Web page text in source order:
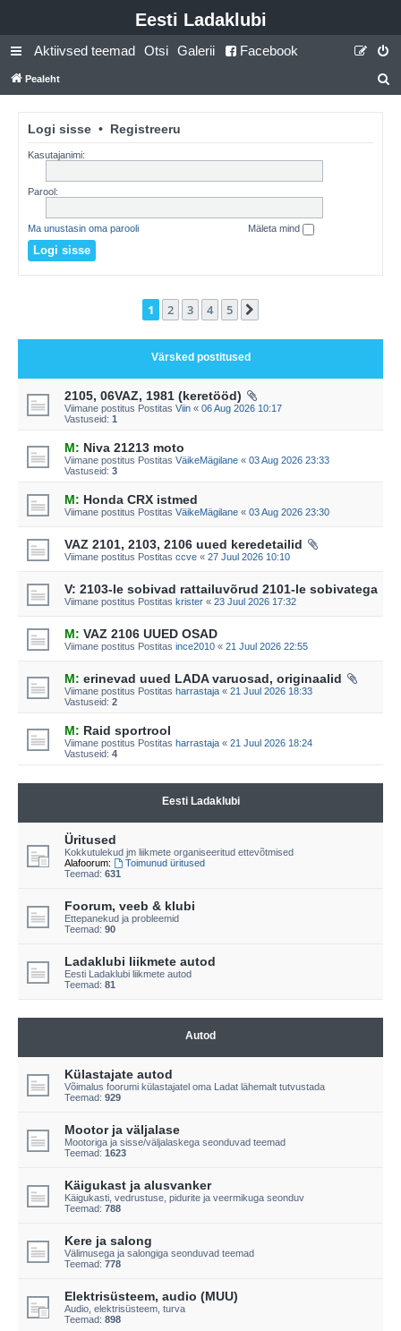
Eesti Ladaklubi
Aktiivsed teemad Otsi Galerii Facebook
Pealeht
t
Logi sisse • Registreeru
Kasutajanimi:
Parool:
Ma unustasin oma parooli Mäleta mind
1 2 3 4 5
Värsked postitused
2105, 06VAZ, 1981 (keretööd)
Viimane postitus Postitas Viin « 06 Aug 2026 10:17
Vastuseid: 1
M: Niva 21213 moto
Viimane postitus Postitas VäikeMägilane « 03 Aug 2026 23:33
Vastuseid: 3
M: Honda CRX istmed
Viimane postitus Postitas VäikeMägilane « 03 Aug 2026 23:30
VAZ 2101, 2103, 2106 uued keredetailid
Viimane postitus Postitas ccve « 27 Juul 2026 10:10
V: 2103-le sobivad rattailuvõrud 2101-le sobivatega
Viimane postitus Postitas krister « 23 Juul 2026 17:32
M: VAZ 2106 UUED OSAD
Viimane postitus Postitas ince2010 « 21 Juul 2026 22:55
M: erinevad uued LADA varuosad, originaalid
Viimane postitus Postitas harrastaja « 21 Juul 2026 18:33
Vastuseid: 2
M: Raid sportrool
Viimane postitus Postitas harrastaja « 21 Juul 2026 18:24
Vastuseid: 4
Eesti Ladaklubi
Üritused
Kokkutulekud jm liikmete organiseeritud ettevõtmised
Alafoorum:
Toimunud üritused
Teemad: 631
Foorum, veeb & klubi
Ettepanekud ja probleemid
Teemad: 90
Ladaklubi liikmete autod
Eesti Ladaklubi liikmete autod
Teemad: 81
Autod
Külastajate autod
Võimalus foorumi külastajatel oma Ladat lähemalt tutvustada
Teemad: 929
Mootor ja väljalase
Mootoriga ja sisse/väljalaskega seonduvad teemad
Teemad: 1623
Käigukast ja alusvanker
Käigukasti, vedrustuse, pidurite ja veermikuga seonduv
Teemad: 788
Kere ja salong
Välimusega ja salongiga seonduvad teemad
Teemad: 778
Elektrisüsteem, audio (MUU)
Audio, elektrisüsteem, turva
Teemad: 898